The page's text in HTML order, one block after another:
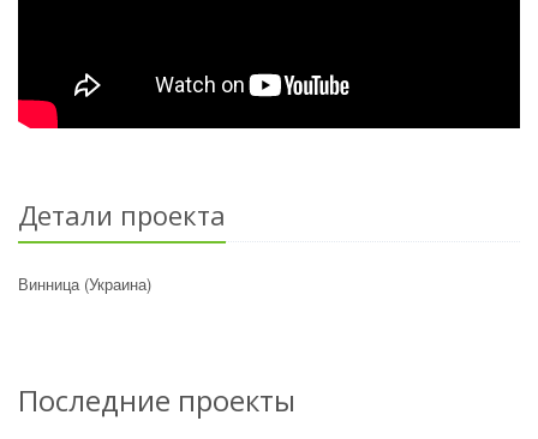
Детали проекта
Винница (Украина)
Последние проекты